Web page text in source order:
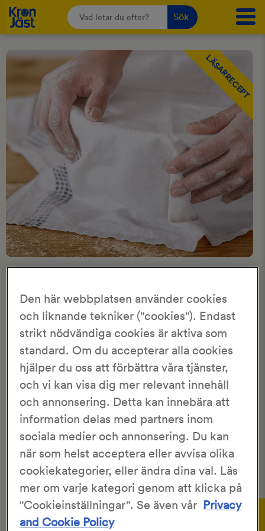
Sök
LÄSARRECEPT
NAANBRÖD
Vardagsgott
12 st
50 min
1 tim 55 min
Naanbröd, perfekt tillbehör till härliga grytor.
Detta är ett recept från en av våra läsare och är inte
skapat eller testbakat av KronJäst .
3.35/5
461 Röster
Gör så här:
Den här webbplatsen använder cookies
och liknande tekniker ("cookies"). Endast
strikt nödvändiga cookies är aktiva som
standard. Om du accepterar alla cookies
hjälper du oss att förbättra våra tjänster,
och vi kan visa dig mer relevant innehåll
och annonsering. Detta kan innebära att
information delas med partners inom
sociala medier och annonsering. Du kan
när som helst acceptera eller avvisa olika
cookiekategorier, eller ändra dina val. Läs
mer om varje kategori genom att klicka på
"Cookieinställningar". Se även vår Privacy
and Cookie Policy